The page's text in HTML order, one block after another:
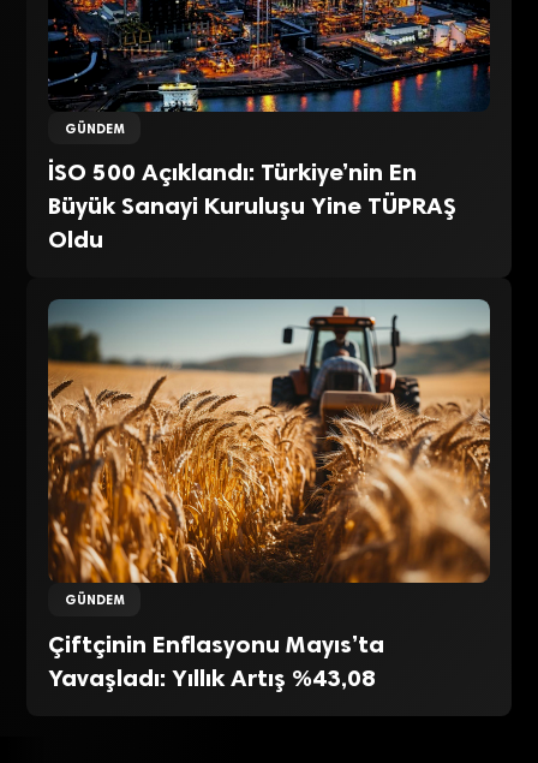
GÜNDEM
İSO 500 Açıklandı: Türkiye’nin En
Büyük Sanayi Kuruluşu Yine TÜPRAŞ
Oldu
GÜNDEM
Çiftçinin Enflasyonu Mayıs’ta
Yavaşladı: Yıllık Artış %43,08